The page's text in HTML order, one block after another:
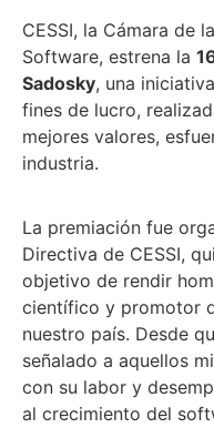
CESSI, la Cámara de
Software, estrena la
Sadosky, una
fines de lucro,
mejores valores,
industria.
La premiación fue
Directiva de CESSI,
objetivo de rendir
científico y promotor
nuestro país. Desde
señalado a aquellos
con su labor y
al crecimiento del